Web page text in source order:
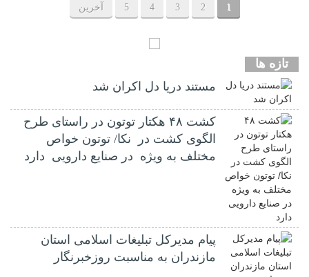
1
2
3
4
5 آخرین
تازه ها
مستند دریا دل اکران شد
کشت ۴۸ هکتار توتون در راستای طرح
الگوی کشت در نکا/ توتون خواص
مختلف به ویژه در صنایع دارویی دارد
پیام مدیرکل تبلیغات اسلامی استان
مازندران به مناسبت روزخبرنگار